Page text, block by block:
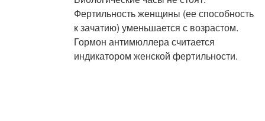
Фертильность женщины (ее способность
к зачатию) уменьшается с возрастом.
Гормон антимюллера считается
индикатором женской фертильности.